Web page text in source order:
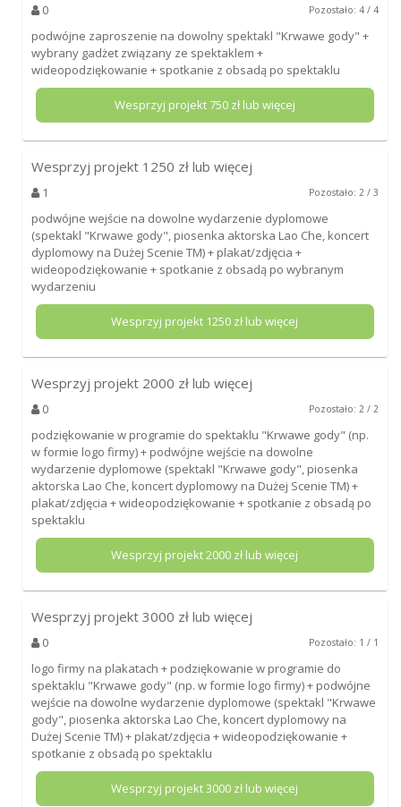
0 Pozostało: 4 / 4
podwójne zaproszenie na dowolny spektakl "Krwawe gody" +
wybrany gadżet związany ze spektaklem +
wideopodziękowanie + spotkanie z obsadą po spektaklu
Wesprzyj projekt750zł lub więcej
Wesprzyj projekt 1250 zł lub więcej
1 Pozostało: 2 / 3
podwójne wejście na dowolne wydarzenie dyplomowe
(spektakl "Krwawe gody", piosenka aktorska Lao Che, koncert
dyplomowy na Dużej Scenie TM) + plakat/zdjęcia +
wideopodziękowanie + spotkanie z obsadą po wybranym
wydarzeniu
Wesprzyj projekt 1250 zł lub więcej
Wesprzyj projekt 2000 zł lub więcej
0 Pozostało: 2 / 2
podziękowanie w programie do spektaklu "Krwawe gody" (np.
w formie logo firmy) + podwójne wejście na dowolne
wydarzenie dyplomowe (spektakl "Krwawe gody", piosenka
aktorska Lao Che, koncert dyplomowy na Dużej Scenie TM) +
plakat/zdjęcia + wideopodziękowanie + spotkanie z obsadą po
spektaklu
Wesprzyj projekt2000 zł lub więcej
Wesprzyj projekt 3000 zł lub więcej
0 Pozostało: 1 / 1
logo firmy na plakatach + podziękowanie w programie do
spektaklu "Krwawe gody" (np. w formie logo firmy) + podwójne
wejście na dowolne wydarzenie dyplomowe (spektakl "Krwawe
gody", piosenka aktorska Lao Che, koncert dyplomowy na
Dużej Scenie TM) + plakat/zdjęcia + wideopodziękowanie +
spotkanie z obsadą po spektaklu
Wesprzyj projekt3000 zł lub więcej